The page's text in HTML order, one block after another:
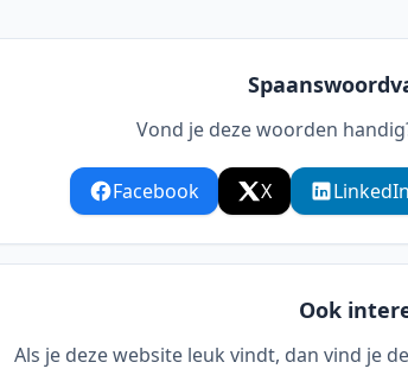
Vond je deze woorden
Facebook X LinkedIn
Ook
Als je deze website leuk vindt, dan vind je